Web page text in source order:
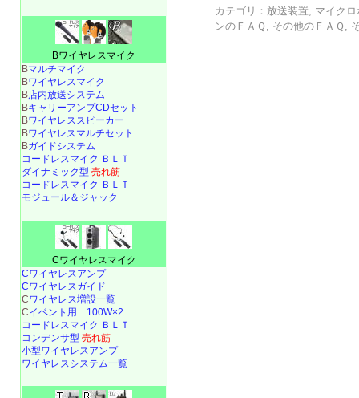
カテゴリ： 放送装置, マイク
ンのＦＡＱ , その他のＦＡＱ ,
Bワイヤレスマイク
Bマルチマイク
Bワイヤレスマイク
B店内放送システム
BキャリーアンプCDセット
Bワイヤレススピーカー
Bワイヤレスマルチセット
Bガイドシステム
コードレスマイク ＢＬＴ
ダイナミック型 売れ筋
コードレスマイク ＢＬＴ
モジュール＆ジャック
Cワイヤレスマイク
Cワイヤレスアンプ
Cワイヤレスガイド
Cワイヤレス増設一覧
Cイベント用 100W×2
コードレスマイク ＢＬＴ
コンデンサ型 売れ筋
小型ワイヤレスアンプ
ワイヤレスシステム一覧